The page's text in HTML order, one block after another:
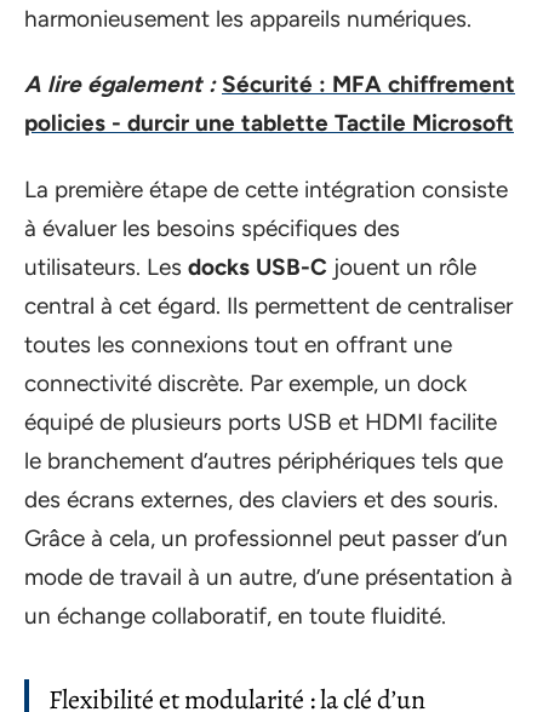
harmonieusement les appareils numériques.
A lire également : Sécurité : MFA chiffrement
policies - durcir une tablette Tactile Microsoft
La première étape de cette intégration consiste
à évaluer les besoins spécifiques des
utilisateurs. Les docks USB-C jouent un rôle
central à cet égard. Ils permettent de centraliser
toutes les connexions tout en offrant une
connectivité discrète. Par exemple, un dock
équipé de plusieurs ports USB et HDMI facilite
le branchement d’autres périphériques tels que
des écrans externes, des claviers et des souris.
Grâce à cela, un professionnel peut passer d’un
mode de travail à un autre, d’une présentation à
un échange collaboratif, en toute fluidité.
Flexibilité et modularité : la clé d’un